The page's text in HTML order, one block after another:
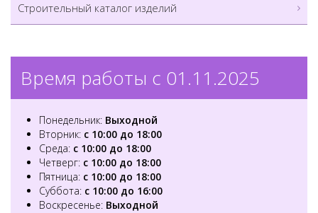
Строительный каталог изделий
Время работы с 01.11.2025
Понедельник: Выходной
Вторник: с 10:00 до 18:00
Среда: с 10:00 до 18:00
Четверг: с 10:00 до 18:00
Пятница: с 10:00 до 18:00
Суббота: с 10:00 до 16:00
Воскресенье: Выходной